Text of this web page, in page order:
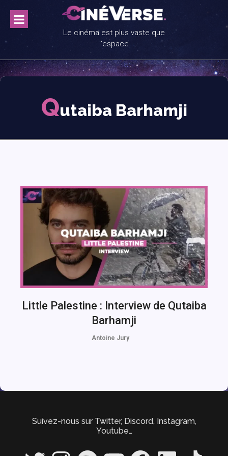
content
Le cinéma est plus vaste que
l'espace
Qutaiba Barhamji
Little Palestine : Interview de Qutaiba
Barhamji
Antoine Jury
Suivez-nous sur Twitter, Discord, Instagram,
Youtube…
Twitter InstagramSpotify YouTube FacebookLinkedIn TikTok